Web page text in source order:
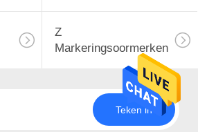
Z
Markeringsoormerken
Teken in